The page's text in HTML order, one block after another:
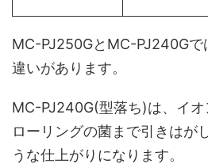
MC-PJ250GとMC-PJ240Gで
違いがあります。
MC-PJ240G(型落ち)は、イ
ローリングの菌まで引きはが
うな仕上がりになります。